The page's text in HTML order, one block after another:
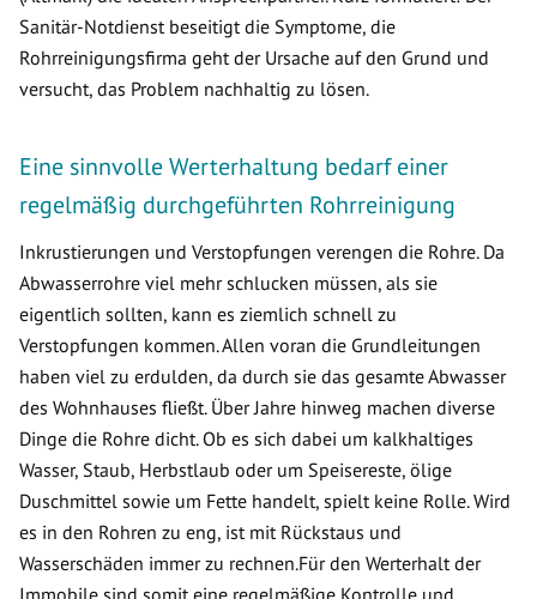
Sanitär-Notdienst beseitigt die Symptome, die
Rohrreinigungsfirma geht der Ursache auf den Grund und
versucht, das Problem nachhaltig zu lösen.
Eine sinnvolle Werterhaltung bedarf einer
regelmäßig durchgeführten Rohrreinigung
Inkrustierungen und Verstopfungen verengen die Rohre. Da
Abwasserrohre viel mehr schlucken müssen, als sie
eigentlich sollten, kann es ziemlich schnell zu
Verstopfungen kommen. Allen voran die Grundleitungen
haben viel zu erdulden, da durch sie das gesamte Abwasser
des Wohnhauses fließt. Über Jahre hinweg machen diverse
Dinge die Rohre dicht. Ob es sich dabei um kalkhaltiges
Wasser, Staub, Herbstlaub oder um Speisereste, ölige
Duschmittel sowie um Fette handelt, spielt keine Rolle. Wird
es in den Rohren zu eng, ist mit Rückstaus und
Wasserschäden immer zu rechnen.Für den Werterhalt der